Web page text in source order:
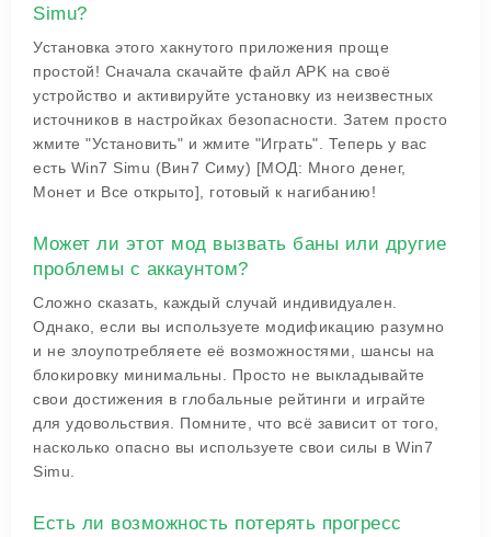
Simu?
Установка этого хакнутого приложения проще
простой! Сначала скачайте файл APK на своё
устройство и активируйте установку из неизвестных
источников в настройках безопасности. Затем просто
жмите "Установить" и жмите "Играть". Теперь у вас
есть Win7 Simu (Вин7 Симу) [МОД: Много денег,
Монет и Все открыто], готовый к нагибанию!
Может ли этот мод вызвать баны или другие
проблемы с аккаунтом?
Сложно сказать, каждый случай индивидуален.
Однако, если вы используете модификацию разумно
и не злоупотребляете её возможностями, шансы на
блокировку минимальны. Просто не выкладывайте
свои достижения в глобальные рейтинги и играйте
для удовольствия. Помните, что всё зависит от того,
насколько опасно вы используете свои силы в Win7
Simu.
Есть ли возможность потерять прогресс